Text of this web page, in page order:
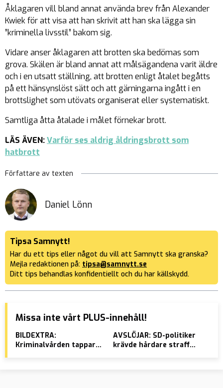
Åklagaren vill bland annat använda brev från Alexander
Kwiek för att visa att han skrivit att han ska lägga sin
”kriminella livsstil” bakom sig.
Vidare anser åklagaren att brotten ska bedömas som
grova. Skälen är bland annat att målsägandena varit äldre
och i en utsatt ställning, att brotten enligt åtalet begåtts
på ett hänsynslöst sätt och att gärningarna ingått i en
brottslighet som utövats organiserat eller systematiskt.
Samtliga åtta åtalade i målet förnekar brott.
LÄS ÄVEN:Varför ses aldrig åldringsbrott som
hatbrott
Författare av texten
Daniel Lönn
Tipsa Samnytt!
Har du ett tips eller något du vill att Samnytt ska granska?
Mejla redaktionen på: tipsa@samnytt.se
Ditt tips behandlas konfidentiellt och du har källskydd.
Missa inte vårt PLUS-innehåll!
BILDEXTRA:
Kriminalvården tappar
AVSLÖJAR: SD-politiker
krävde hårdare straff